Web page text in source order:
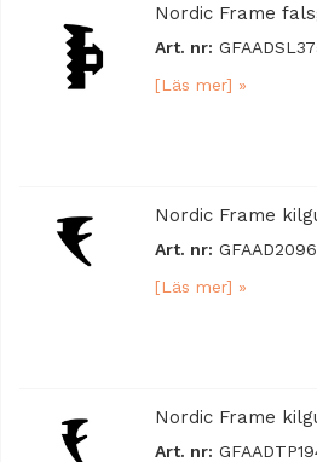
Nordic Frame
Art. nr:
[Läs mer] »
Nordic Frame
Art. nr: GFAAD2096
[Läs mer] »
Nordic Frame
Art. nr: